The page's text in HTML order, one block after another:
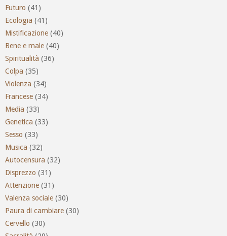
Futuro (41)
Ecologia (41)
Mistificazione (40)
Bene e male (40)
Spiritualità (36)
Colpa (35)
Violenza (34)
Francese (34)
Media (33)
Genetica (33)
Sesso (33)
Musica (32)
Autocensura (32)
Disprezzo (31)
Attenzione (31)
Valenza sociale (30)
Paura di cambiare (30)
Cervello (30)